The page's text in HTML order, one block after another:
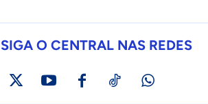
SIGA O CENTRAL NAS REDES